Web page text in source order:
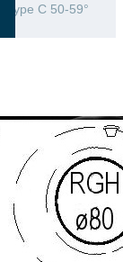
type C 50-59°